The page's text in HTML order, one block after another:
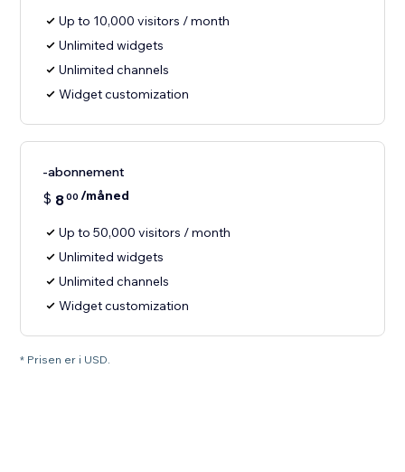
Up to 10,000 visitors / month
Unlimited widgets
Unlimited channels
Widget customization
-abonnement
$ 800 /måned
Up to 50,000 visitors / month
Unlimited widgets
Unlimited channels
Widget customization
* Prisen er i USD.